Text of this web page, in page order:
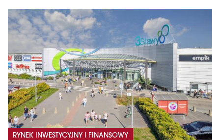
RYNEK INWESTYCYJNY I FINANSOWY
Zamów teraz!